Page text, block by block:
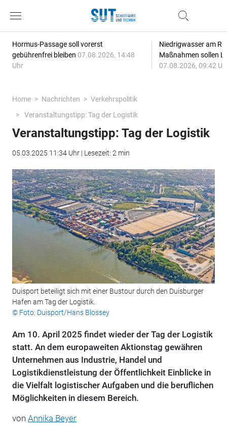
Hormus-Passage soll vorerst
gebührenfrei bleiben 07.08.2026, 14:48
Uhr
Niedrigwasser am
Maßnahmen sollen
07.08.2026, 09:42
Home Nachrichten
Verkehrspolitik
Veranstaltungstipp: Tag der Logistik
Veranstaltungstipp: Tag der Logistik
05.03.2025 11:34 Uhr | Lesezeit: 2 min
Duisport beteiligt sich mit einer Bustour durch den Duisburger
Hafen am Tag der Logistik.
© Foto: Duisport/Hans Blossey
Am 10. April 2025 findet wieder der Tag der Logistik
statt. An dem europaweiten Aktionstag gewähren
Unternehmen aus Industrie, Handel und
Logistikdienstleistung der Öffentlichkeit Einblicke in
die Vielfalt logistischer Aufgaben und die beruflichen
Möglichkeiten in diesem Bereich.
von Annika Beyer